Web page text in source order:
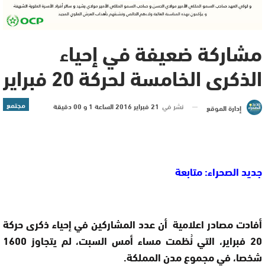
مشاركة ضعيفة في إحياء
الذكرى الخامسة لحركة 20 فبراير
مجتمع إدارة الموقع نشر في 21 فبراير 2016 الساعة 1 و 00 دقيقة
جديد الصحراء: متابعة
أفادت مصادر اعلامية أن عدد المشاركين في إحياء ذكرى حركة
20 فبراير، التي نُظمت مساء أمس السبت، لم يتجاوز 1600
شخصا، في مجموع مدن المملكة.